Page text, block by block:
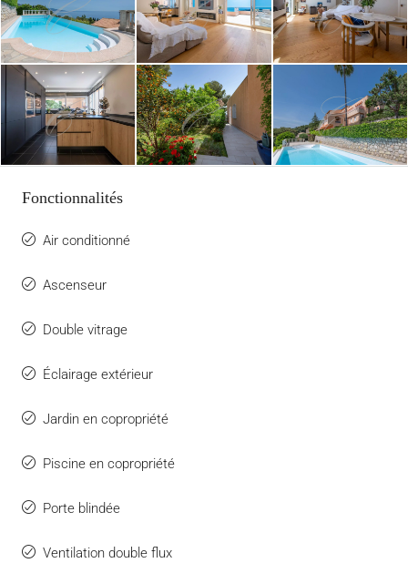
Fonctionnalités
Air conditionné
Ascenseur
Double vitrage
Éclairage extérieur
Jardin en copropriété
Piscine en copropriété
Porte blindée
Ventilation double flux